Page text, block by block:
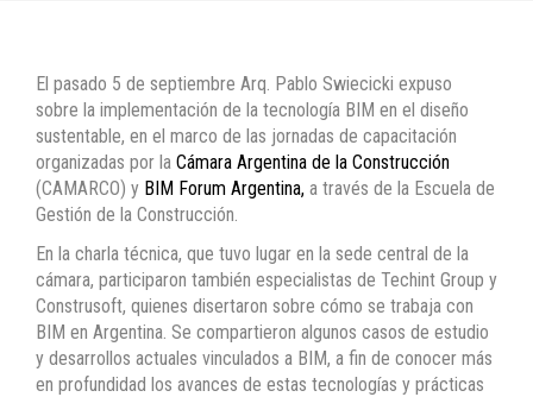
El pasado 5 de septiembre Arq. Pablo Swiecicki expuso
sobre la implementación de la tecnología BIM en el diseño
sustentable, en el marco de las jornadas de capacitación
organizadas por la Cámara Argentina de la Construcción
(CAMARCO) y BIM Forum Argentina, a través de la Escuela de
Gestión de la Construcción.
En la charla técnica, que tuvo lugar en la sede central de la
cámara, participaron también especialistas de Techint Group y
Construsoft, quienes disertaron sobre cómo se trabaja con
BIM en Argentina. Se compartieron algunos casos de estudio
y desarrollos actuales vinculados a BIM, a fin de conocer más
en profundidad los avances de estas tecnologías y prácticas